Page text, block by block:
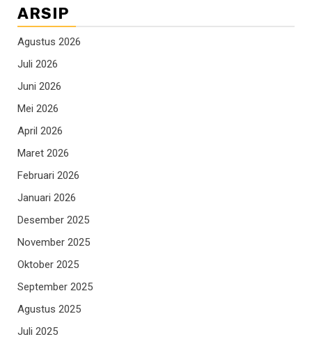
ARSIP
Agustus 2026
Juli 2026
Juni 2026
Mei 2026
April 2026
Maret 2026
Februari 2026
Januari 2026
Desember 2025
November 2025
Oktober 2025
September 2025
Agustus 2025
Juli 2025